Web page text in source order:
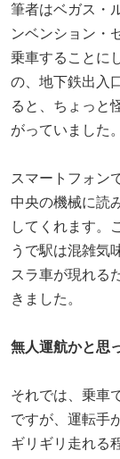
筆者はベガス・
ンベンション・
乗車することに
の、地下鉄出入
ると、ちょっと
がっていました
スマートフォン
中央の機械に読
してくれます。
うで駅は混雑気
スラ車が現れる
きました。
無人運航かと
それでは、乗車
ですが、運転手
ギリギリ走れる